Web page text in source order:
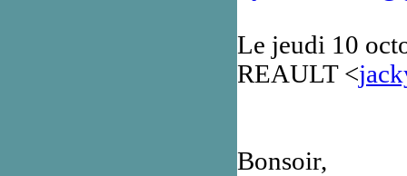
Le jeudi 10
REAULT <
Bonsoir,